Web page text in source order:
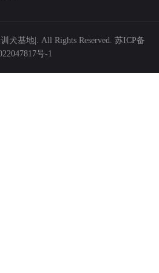
犬基地|. All Rights Reserved. 苏ICP备
号-1